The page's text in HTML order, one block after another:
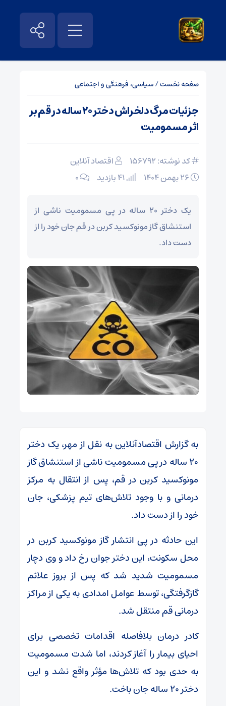
صفحه نخست/سیاسی، فرهنگی و اجتماعی
جزئیات مرگ دلخراش دختر ۲۰ ساله در قم بر
اثر مسمومیت
کد نوشته: 156792
اقتصاد آنلاین
۰
یک دختر ۲۰ ساله در پی مسمومیت ناشی از
استنشاق گاز مونوکسید کربن در قم جان خود را از
دست داد.
به گزارش اقتصادآنلاین به نقل از مهر، یک دختر
۲۰ ساله در پی مسمومیت ناشی از استنشاق گاز
مونوکسید کربن در قم، پس از انتقال به مرکز
درمانی و با وجود تلاش‌های تیم پزشکی، جان
خود را از دست داد.
این حادثه در پی انتشار گاز مونوکسید کربن در
محل سکونت، این دختر جوان رخ داد و وی دچار
مسمومیت شدید شد که پس از بروز علائم
گازگرفتگی، توسط عوامل امدادی به یکی از مراکز
درمانی قم منتقل شد.
کادر درمان بلافاصله اقدامات تخصصی برای
احیای بیمار را آغاز کردند، اما شدت مسمومیت
به حدی بود که تلاش‌ها مؤثر واقع نشد و این
دختر ۲۰ ساله جان باخت.